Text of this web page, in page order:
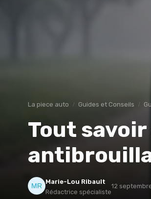
La piece auto Guides et Conseils
Tout
Marie-Lou Ribault
Rédactrice spécialiste
12